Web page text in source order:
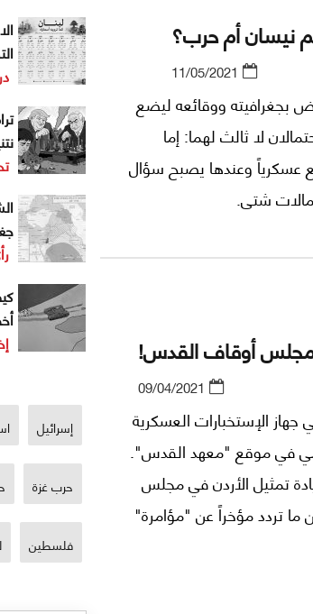
نيسان أم حرب؟
11/05/2021
بجغرافيته ووقائعه ليضع
لا ثالث لهما: إما
عسكرياً وعندها يصبح سؤال
شتى.
مجلس أوقاف القدس!
09/04/2021
الإستخبارات العسكرية
في موقع "معهد القدس".
تمثيل الأردن في مجلس
تردد مؤخراً عن "مؤامرة"
إسرائيل
حرب غزة
فلسطين